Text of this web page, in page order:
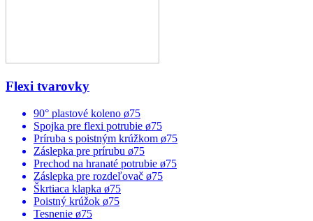
Flexi tvarovky
90° plastové koleno ø75
Spojka pre flexi potrubie ø75
Príruba s poistným krúžkom ø75
Záslepka pre prírubu ø75
Prechod na hranaté potrubie ø75
Záslepka pre rozdeľovač ø75
Škrtiaca klapka ø75
Poistný krúžok ø75
Tesnenie ø75